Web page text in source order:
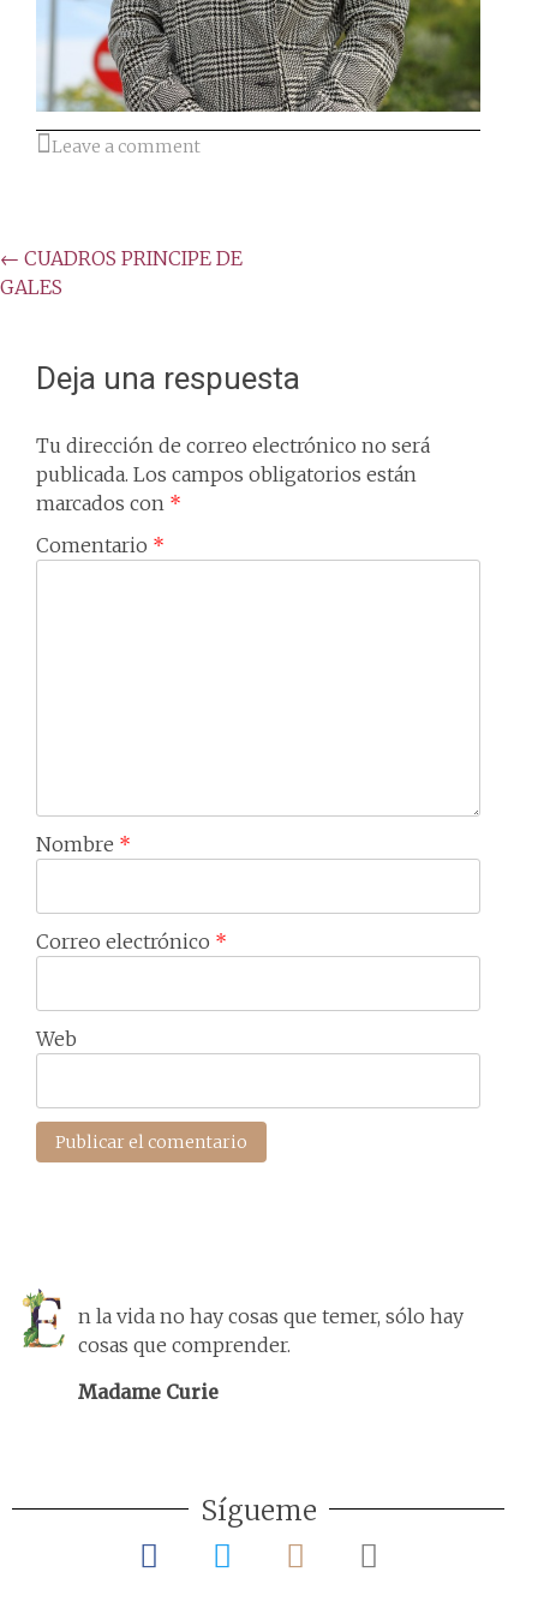
Leave a comment
Post
navigation
← CUADROS PRINCIPE DE
GALES
Deja una respuesta
Tu dirección de correo electrónico no será
publicada. Los campos obligatorios están
marcados con *
Comentario *
Nombre *
Correo electrónico *
Web
n la vida no hay cosas que temer, sólo hay
cosas que comprender.
Madame Curie
Sígueme